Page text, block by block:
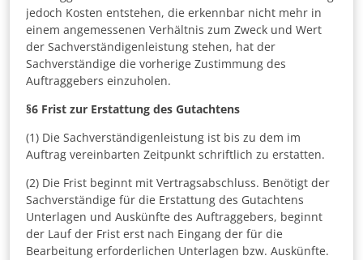
jedoch Kosten entstehen, die erkennbar nicht mehr in
einem angemessenen Verhältnis zum Zweck und Wert
der Sachverständigenleistung stehen, hat der
Sachverständige die vorherige Zustimmung des
Auftraggebers einzuholen.
§6 Frist zur Erstattung des Gutachtens
(1) Die Sachverständigenleistung ist bis zu dem im
Auftrag vereinbarten Zeitpunkt schriftlich zu erstatten.
(2) Die Frist beginnt mit Vertragsabschluss. Benötigt der
Sachverständige für die Erstattung des Gutachtens
Unterlagen und Auskünfte des Auftraggebers, beginnt
der Lauf der Frist erst nach Eingang der für die
Bearbeitung erforderlichen Unterlagen bzw. Auskünfte.